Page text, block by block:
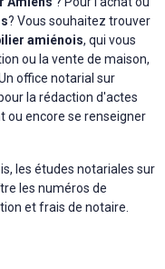
? Vous souhaitez trouver
amiénois, qui vous
ou la vente de maison,
office notarial sur
la rédaction d'actes
ou encore se renseigner
les études notariales sur
les numéros de
et frais de notaire.